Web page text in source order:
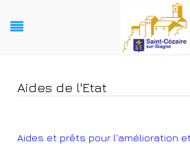
Aides de l'Etat
Aides et prêts pour l'amélioration